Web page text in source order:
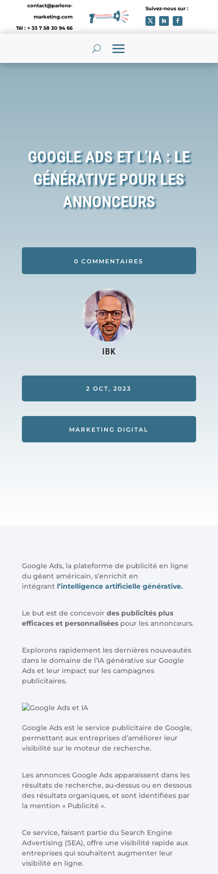
contact@parlons-
marketing.com
Tél : + 33 7 58 30 94 66
Suivez-nous sur :
GOOGLE ADS ET L’IA : LE
GÉNÉRATIVE POUR LES
ANNONCEURS
0 COMMENTAIRES
IBK
2 OCT, 2023
MARKETING DIGITAL
Google Ads, la plateforme de publicité en ligne
du géant américain, s’enrichit en
intégrantl’intelligence artificielle générative.
Le but est de concevoirdes publicités plus
efficaces et personnalisées pour les annonceurs.
Explorons rapidement les dernières nouveautés
dans le domaine de l’IA générative sur Google
Ads et leur impact sur les campagnes
publicitaires.
Google Ads est le service publicitaire de Google,
permettant aux entreprises d’améliorer leur
visibilité sur le moteur de recherche.
Les annonces Google Ads apparaissent dans les
résultats de recherche, au-dessus ou en dessous
des résultats organiques, et sont identifiées par
la mention « Publicité ».
Ce service, faisant partie du Search Engine
Advertising (SEA), offre une visibilité rapide aux
entreprises qui souhaitent augmenter leur
visibilité en ligne.